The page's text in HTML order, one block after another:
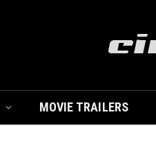
MOVIE TRAILERS